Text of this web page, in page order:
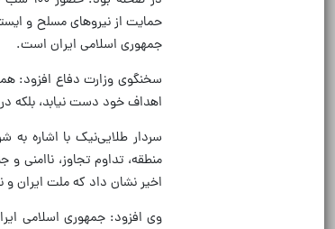
حمایت از نیروهای مسلح و
جمهوری اسلامی ایران است.
سخنگوی وزارت دفاع افزود:
اهداف خود دست نیابد، بلکه
سردار طلایی‌نیک با اشاره به
منطقه، تداوم تجاوز،
اخیر نشان داد که ملت ایران
وی افزود: جمهوری اسلامی